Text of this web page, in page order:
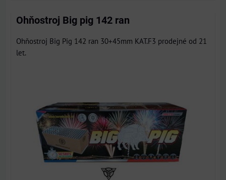
Ohňostroj Big pig 142 ran
Ohňostroj Big Pig 142 ran 30+45mm KAT.F3 prodejné od 21
let.